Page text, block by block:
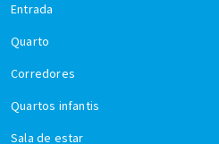
Entrada
Quarto
Corredores
Quartos infantis
Sala de estar